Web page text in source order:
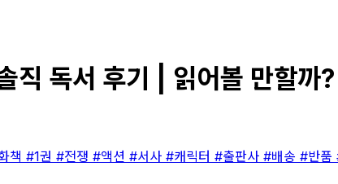
직 독서 후기 | 읽어볼 만할까
책 #1권 #전쟁 #액션 #서사 #캐릭터 #출판사 #배송 #반품